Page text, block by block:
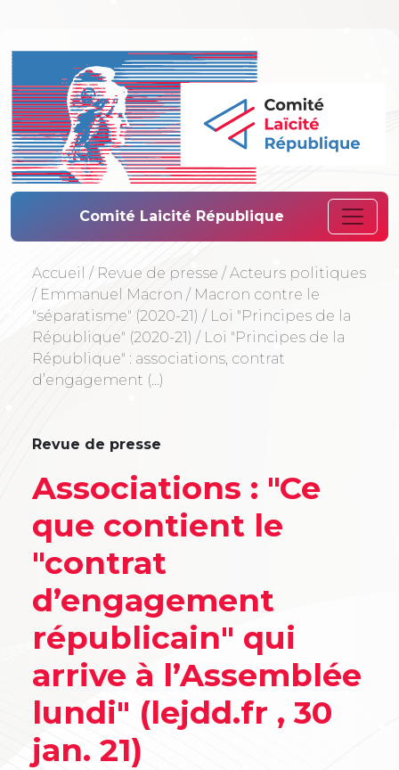
Comité Laïcité
Comité Laicité République
Accueil / Revue de presse / Acteurs politiques
/ Emmanuel Macron / Macron contre le
"séparatisme" (2020-21) / Loi "Principes de la
République" (2020-21) / Loi "Principes de la
République" : associations, contrat
d’engagement (…)
Revue de presse
Associations : "Ce
que contient le
"contrat
d’engagement
républicain" qui
arrive à l’Assemblée
lundi" (lejdd.fr , 30
jan. 21)